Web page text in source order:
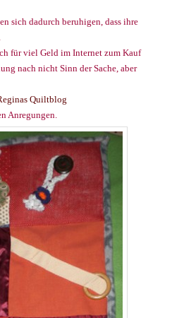
sich dadurch beruhigen, dass ihre
für viel Geld im Internet zum Kauf
nach nicht Sinn der Sache, aber
Quiltblog
Anregungen.